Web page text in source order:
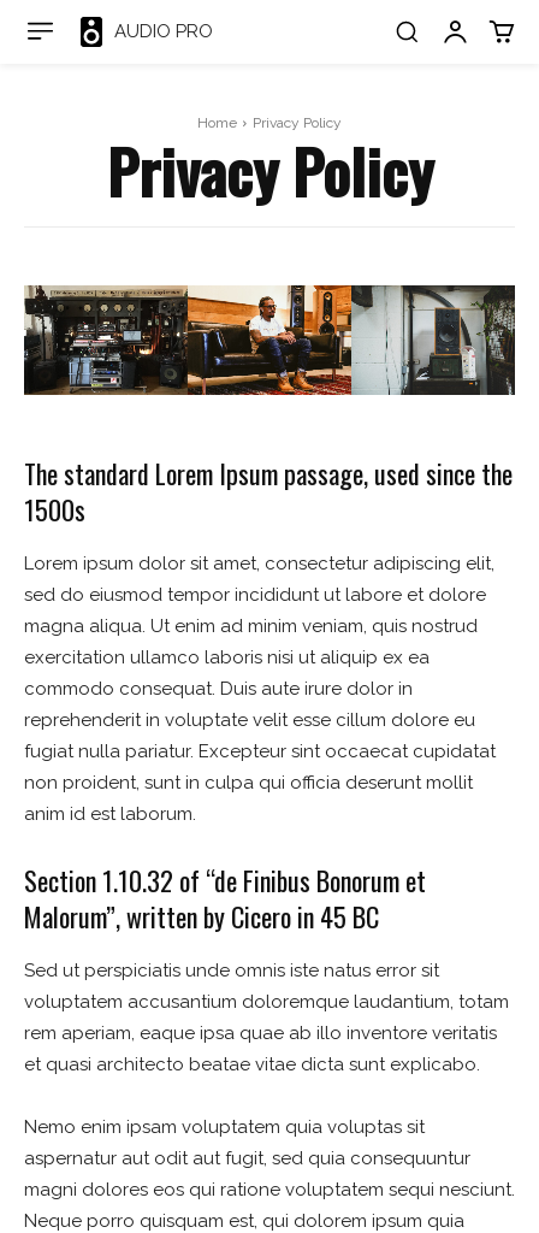
AUDIO PRO
Home Privacy Policy
Privacy Policy
The standard Lorem Ipsum passage, used since the
1500s
Lorem ipsum dolor sit amet, consectetur adipiscing elit,
sed do eiusmod tempor incididunt ut labore et dolore
magna aliqua. Ut enim ad minim veniam, quis nostrud
exercitation ullamco laboris nisi ut aliquip ex ea
commodo consequat. Duis aute irure dolor in
reprehenderit in voluptate velit esse cillum dolore eu
fugiat nulla pariatur. Excepteur sint occaecat cupidatat
non proident, sunt in culpa qui officia deserunt mollit
anim id est laborum.
Section 1.10.32 of “de Finibus Bonorum et
Malorum”, written by Cicero in 45 BC
Sed ut perspiciatis unde omnis iste natus error sit
voluptatem accusantium doloremque laudantium, totam
rem aperiam, eaque ipsa quae ab illo inventore veritatis
et quasi architecto beatae vitae dicta sunt explicabo.
Nemo enim ipsam voluptatem quia voluptas sit
aspernatur aut odit aut fugit, sed quia consequuntur
magni dolores eos qui ratione voluptatem sequi nesciunt.
Neque porro quisquam est, qui dolorem ipsum quia